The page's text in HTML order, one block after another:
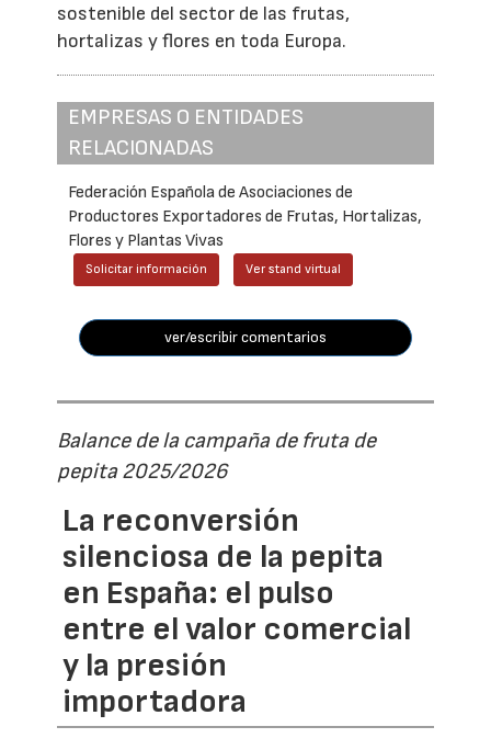
sostenible del sector de las frutas,
hortalizas y flores en toda Europa.
EMPRESAS O ENTIDADES
RELACIONADAS
Federación Española de Asociaciones de
Productores Exportadores de Frutas, Hortalizas,
Flores y Plantas Vivas
Solicitar información Ver stand virtual
ver/escribir comentarios
Balance de la campaña de fruta de
pepita 2025/2026
La reconversión
silenciosa de la pepita
en España: el pulso
entre el valor comercial
y la presión
importadora